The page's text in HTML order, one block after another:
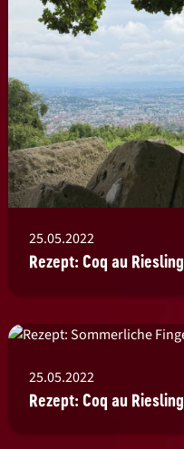
25.05.2022
Rezept: Coq au Riesling
25.05.2022
Rezept: Coq au Riesling